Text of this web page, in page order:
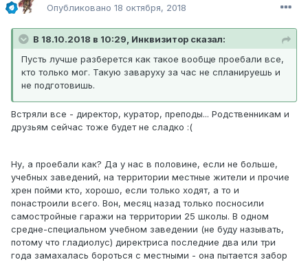
Опубликовано 18 октября, 2018
В 18.10.2018 в 10:29, Инквизитор сказал:
Пусть лучше разберется как такое вообще проебали все,
кто только мог. Такую заваруху за час не спланируешь и
не подготовишь.
Встряли все - директор, куратор, преподы... Родственникам и
друзьям сейчас тоже будет не сладко :(
Ну, а проебали как? Да у нас в половине, если не больше,
учебных заведений, на территории местные жители и прочие
хрен пойми кто, хорошо, если только ходят, а то и
понастроили всего. Вон, месяц назад только посносили
самостройные гаражи на территории 25 школы. В одном
средне-специальном учебном заведении (не буду называть,
потому что гладиолус) директриса последние два или три
года замахалась бороться с местными - она пытается забор